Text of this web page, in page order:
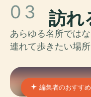
03 訪れ
あらゆる名所では
連れて歩きたい場所
編集者のおすすめ